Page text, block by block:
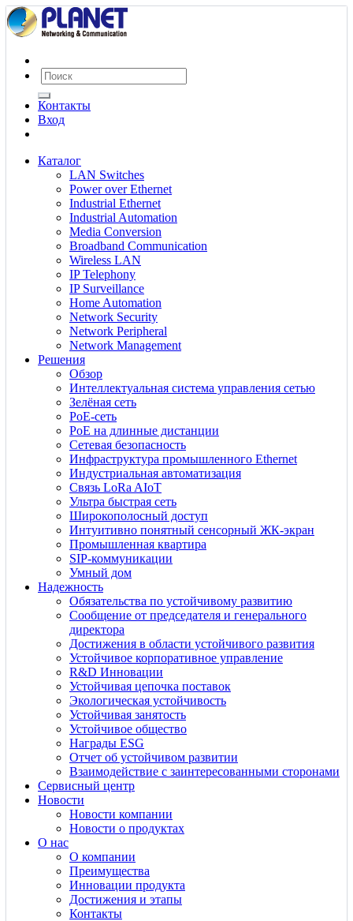
Контакты
Вход
Каталог
LAN Switches
Power over Ethernet
Industrial Ethernet
Industrial Automation
Media Conversion
Broadband Communication
Wireless LAN
IP Telephony
IP Surveillance
Home Automation
Network Security
Network Peripheral
Network Management
Решения
Обзор
Интеллектуальная система управления сетью
Зелёная сеть
PoE-сеть
PoE на длинные дистанции
Сетевая безопасность
Инфраструктура промышленного Ethernet
Индустриальная автоматизация
Связь LoRa AIoT
Ультра быстрая сеть
Широкополосный доступ
Интуитивно понятный сенсорный ЖК-экран
Промышленная квартира
SIP-коммуникации
Умный дом
Надежность
Обязательства по устойчивому развитию
Сообщение от председателя и генерального
директора
Достижения в области устойчивого развития
Устойчивое корпоративное управление
R&D Инновации
Устойчивая цепочка поставок
Экологическая устойчивость
Устойчивая занятость
Устойчивое общество
Награды ESG
Отчет об устойчивом развитии
Взаимодействие с заинтересованными сторонами
Сервисный центр
Новости
Новости компании
Новости о продуктах
О нас
О компании
Преимущества
Инновации продукта
Достижения и этапы
Контакты